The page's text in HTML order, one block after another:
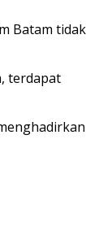
Batam tidak
terdapat